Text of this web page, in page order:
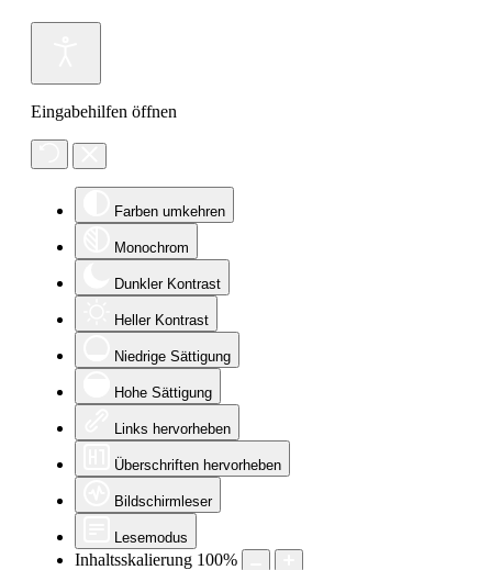
Eingabehilfen öffnen
Farben umkehren
Monochrom
Dunkler Kontrast
Heller Kontrast
Niedrige Sättigung
Hohe Sättigung
Links hervorheben
Überschriften hervorheben
Bildschirmleser
Lesemodus
Inhaltsskalierung 100%